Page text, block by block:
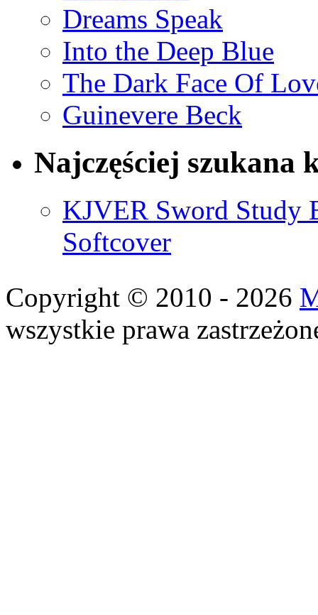
Dreams Speak
Into the Deep Blue
The Dark Face Of
Guinevere Beck
Najczęściej szukana
KJVER Sword Study
Softcover
Copyright © 2010 - 2026
wszystkie prawa